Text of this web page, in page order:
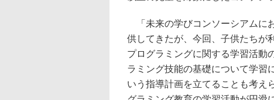
「未来の学びコンソーシアムに
供してきたが、今回、子供たちが
プログラミングに関する学習活動
ラミング技能の基礎について学習
いう指導計画を立てることも考え